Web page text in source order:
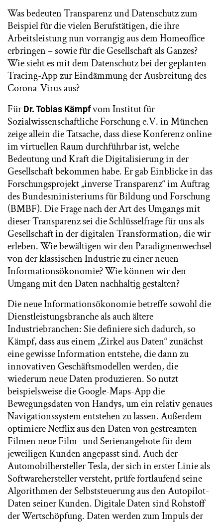
Was bedeuten Transparenz und Datenschutz zum
Beispiel für die vielen Berufstätigen, die ihre
Arbeitsleistung nun vorrangig aus dem Homeoffice
erbringen – sowie für die Gesellschaft als Ganzes?
Wie sieht es mit dem Datenschutz bei der geplanten
Tracing-App zur Eindämmung der Ausbreitung des
Corona-Virus aus?
FürDr. Tobias Kämpfvom Institut für
Sozialwissenschaftliche Forschung e.V. in München
zeige allein die Tatsache, dass diese Konferenz online
im virtuellen Raum durchführbar ist, welche
Bedeutung und Kraft die Digitalisierung in der
Gesellschaft bekommen habe. Er gab Einblicke in das
Forschungsprojekt „inverse Transparenz“ im Auftrag
des Bundesministeriums für Bildung und Forschung
(BMBF). Die Frage nach der Art des Umgangs mit
dieser Transparenz sei die Schlüsselfrage für uns als
Gesellschaft in der digitalen Transformation, die wir
erleben. Wie bewältigen wir den Paradigmenwechsel
von der klassischen Industrie zu einer neuen
Informationsökonomie? Wie können wir den
Umgang mit den Daten nachhaltig gestalten?
Die neue Informationsökonomie betreffe sowohl die
Dienstleistungsbranche als auch ältere
Industriebranchen: Sie definiere sich dadurch, so
Kämpf, dass aus einem „Zirkel aus Daten“ zunächst
eine gewisse Information entstehe, die dann zu
innovativen Geschäftsmodellen werden, die
wiederum neue Daten produzieren. So nutzt
beispielsweise die Google-Maps-App die
Bewegungsdaten von Handys, um ein relativ genaues
Navigationssystem entstehen zu lassen. Außerdem
optimiere Netflix aus den Daten von gestreamten
Filmen neue Film- und Serienangebote für dem
jeweiligen Kunden angepasst sind. Auch der
Automobilhersteller Tesla, der sich in erster Linie als
Softwarehersteller versteht, prüfe fortlaufend seine
Algorithmen der Selbststeuerung aus den Autopilot-
Daten seiner Kunden. Digitale Daten sind Rohstoff
der Wertschöpfung. Daten werden zum Impuls der